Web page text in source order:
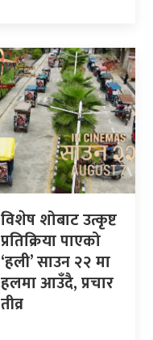
विशेष शोबाट उत्कृष्ट
प्रतिक्रिया पाएको
‘हली’ साउन २२ मा
हलमा आउँदै, प्रचार
तीव्र